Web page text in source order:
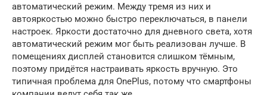
автоматический режим. Между тремя из них и
автояркостью можно быстро переключаться, в панели
настроек. Яркости достаточно для дневного света, хотя
автоматический режим мог быть реализован лучше. В
помещениях дисплей становится слишком тёмным,
поэтому придётся настраивать яркость вручную. Это
типичная проблема для OnePlus, потому что смартфоны